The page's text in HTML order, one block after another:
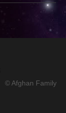
© Afghan Family